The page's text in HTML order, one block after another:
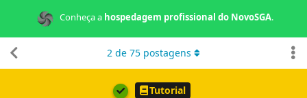
Conheça a hospedagem profissional do NovoSGA.
Tutorial
2 de 75 postagens